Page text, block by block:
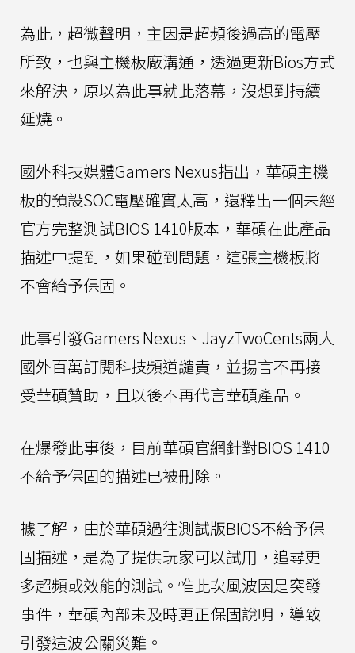
為此，超微聲明，主因是超頻後過高的電壓
所致，也與主機板廠溝通，透過更新Bios方式
來解決，原以為此事就此落幕，沒想到持續
延燒。
國外科技媒體Gamers Nexus指出，華碩主機
板的預設SOC電壓確實太高，還釋出一個未經
官方完整測試BIOS 1410版本，華碩在此產品
描述中提到，如果碰到問題，這張主機板將
不會給予保固。
此事引發Gamers Nexus、JayzTwoCents兩大
國外百萬訂閱科技頻道譴責，並揚言不再接
受華碩贊助，且以後不再代言華碩產品。
在爆發此事後，目前華碩官網針對BIOS 1410
不給予保固的描述已被刪除。
據了解，由於華碩過往測試版BIOS不給予保
固描述，是為了提供玩家可以試用，追尋更
多超頻或效能的測試。惟此次風波因是突發
事件，華碩內部未及時更正保固說明，導致
引發這波公關災難。